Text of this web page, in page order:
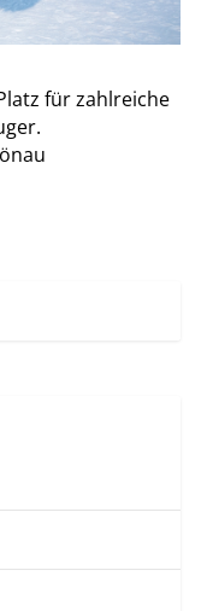
für zahlreiche